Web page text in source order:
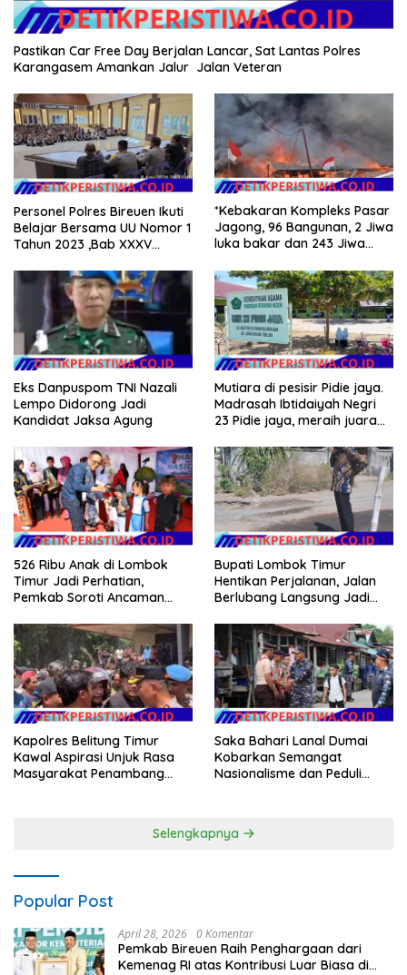
Pastikan Car Free Day Berjalan Lancar, Sat Lantas Polres
Karangasem Amankan Jalur Jalan Veteran
Personel Polres Bireuen Ikuti
Belajar Bersama UU Nomor 1
Tahun 2023 ,Bab XXXV
Khusus.
*Kebakaran Kompleks Pasar
Jagong, 96 Bangunan, 2 Jiwa
luka bakar dan 243 Jiwa
Eks Danpuspom TNI Nazali
Lempo Didorong Jadi
Kandidat Jaksa Agung
Mutiara di pesisir Pidie jaya.
Madrasah Ibtidaiyah Negri
23 Pidie jaya, meraih juara
526 Ribu Anak di Lombok
Timur Jadi Perhatian,
Pemkab Soroti Ancaman
Pernikahan Dini
Bupati Lombok Timur
Hentikan Perjalanan, Jalan
Berlubang Langsung Jadi
Kapolres Belitung Timur
Kawal Aspirasi Unjuk Rasa
Masyarakat Penambang
Saka Bahari Lanal Dumai
Kobarkan Semangat
Nasionalisme dan Peduli
Selengkapnya
Popular Post
April 28, 2026 0 Komentar
Pemkab Bireuen Raih Penghargaan dari
Kemenag RI atas Kontribusi Luar Biasa di